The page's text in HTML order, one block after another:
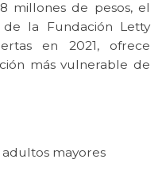
millones de pesos, el
de la Fundación Letty
en 2021, ofrece
más vulnerable de
adultos mayores